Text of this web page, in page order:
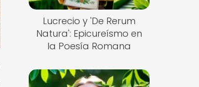
Lucrecio y 'De Rerum
Natura': Epicureísmo en
la Poesía Romana